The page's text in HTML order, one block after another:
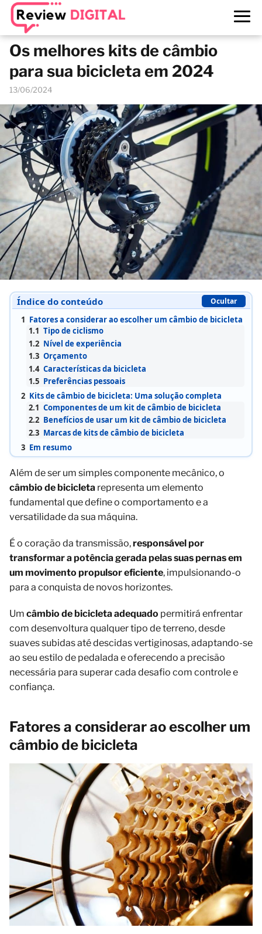
Os melhores kits de câmbio
para sua bicicleta em 2024
13/06/2024
Índice do conteúdo Ocultar
1 Fatores a considerar ao escolher um câmbio de bicicleta
1.1 Tipo de ciclismo
1.2 Nível de experiência
1.3 Orçamento
1.4 Características da bicicleta
1.5 Preferências pessoais
2 Kits de câmbio de bicicleta: Uma solução completa
2.1 Componentes de um kit de câmbio de bicicleta
2.2 Benefícios de usar um kit de câmbio de bicicleta
2.3 Marcas de kits de câmbio de bicicleta
3 Em resumo
Além de ser um simples componente mecânico, o
câmbio de bicicleta representa um elemento
fundamental que define o comportamento e a
versatilidade da sua máquina.
É o coração da transmissão,responsável por
transformar a potência gerada pelas suas pernas em
um movimento propulsor eficiente, impulsionando-o
para a conquista de novos horizontes.
Um câmbio de bicicleta adequado permitirá enfrentar
com desenvoltura qualquer tipo de terreno, desde
suaves subidas até descidas vertiginosas, adaptando-se
ao seu estilo de pedalada e oferecendo a precisão
necessária para superar cada desafio com controle e
confiança.
Fatores a considerar ao escolher um
câmbio de bicicleta